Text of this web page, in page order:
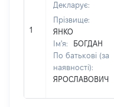
1
Декларує:
Прізвище:
ЯНКО
Ім'я:
БОГДАН
По батькові (за
наявності):
ЯРОСЛАВОВИЧ